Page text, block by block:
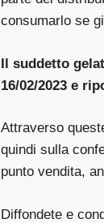
consumarlo se
Il suddetto
16/02/2023 e
Attraverso
quindi sulla
punto vendita,
Diffondete e